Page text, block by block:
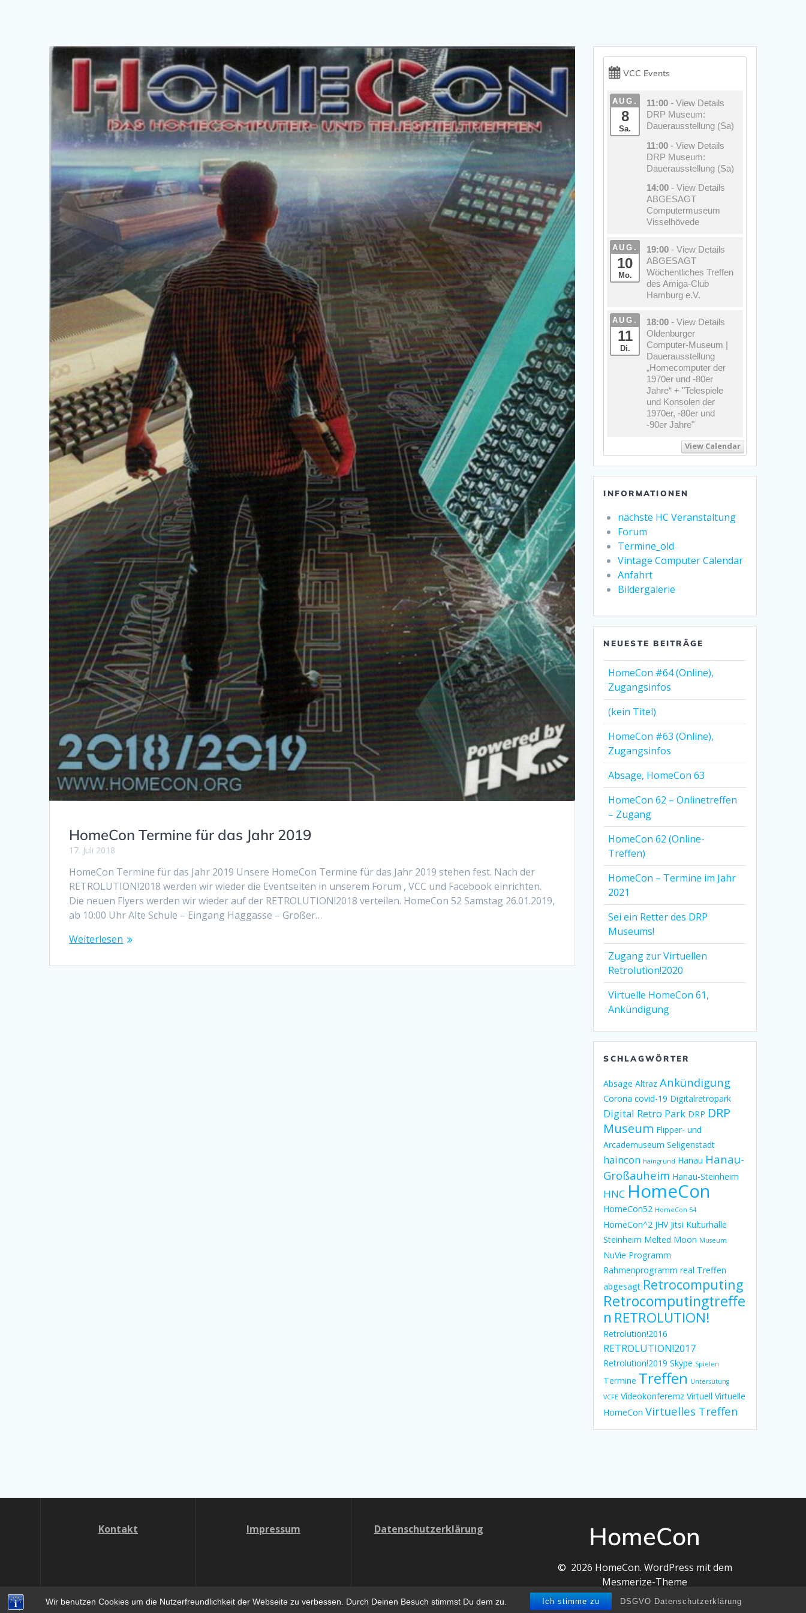
Wir benutzen Cookies um die Nutzerfreundlichkeit der Webseite zu verbessen. Durch Deinen Besuch stimmst Du dem zu. Ich stimme zu DSGVO Datenschutzerklärung
HomeCon Termine für das Jahr 2019
17. Juli 2018
HomeCon Termine für das Jahr 2019 Unsere HomeCon Termine für das Jahr 2019 stehen fest. Nach der
RETROLUTION!2018 werden wir wieder die Eventseiten in unserem Forum , VCC und Facebook einrichten.
Die neuen Flyers werden wir wieder auf der RETROLUTION!2018 verteilen. HomeCon 52 Samstag 26.01.2019,
ab 10:00 Uhr Alte Schule – Eingang Haggasse – Großer…
Weiterlesen
VCC Events
AUG.
8
Sa.
11:00 - View Details
DRP Museum:
Dauerausstellung (Sa)
11:00 - View Details
DRP Museum:
Dauerausstellung (Sa)
14:00 - View Details
ABGESAGT
Computermuseum
Visselhövede
AUG.
10
Mo.
19:00 - View Details
ABGESAGT
Wöchentliches Treffen
des Amiga-Club
Hamburg e.V.
AUG.
11
Di.
18:00 - View Details
Oldenburger
Computer-Museum |
Dauerausstellung
„Homecomputer der
1970er und -80er
Jahre“ + "Telespiele
und Konsolen der
1970er, -80er und
-90er Jahre"
View Calendar
INFORMATIONEN
nächste HC Veranstaltung
Forum
Termine_old
Vintage Computer Calendar
Anfahrt
Bildergalerie
NEUESTE BEITRÄGE
HomeCon #64 (Online),
Zugangsinfos
(kein Titel)
HomeCon #63 (Online),
Zugangsinfos
Absage, HomeCon 63
HomeCon 62 – Onlinetreffen
– Zugang
HomeCon 62 (Online-
Treffen)
HomeCon – Termine im Jahr
2021
Sei ein Retter des DRP
Museums!
Zugang zur Virtuellen
Retrolution!2020
Virtuelle HomeCon 61,
Ankündigung
SCHLAGWÖRTER
Absage Altraz Ankündigung
Corona covid-19 Digitalretropark
Digital Retro Park DRP DRP
Museum Flipper- und
Arcademuseum Seligenstadt
haincon haingrund Hanau Hanau-
Großauheim Hanau-Steinheim
HNC HomeCon
HomeCon52 HomeCon 54
HomeCon^2 JHV Jitsi Kulturhalle
Steinheim Melted Moon Museum
NuVie Programm
Rahmenprogramm real Treffen
abgesagt Retrocomputing
Retrocomputingtreffe
n RETROLUTION!
Retrolution!2016
RETROLUTION!2017
Retrolution!2019 Skype Spielen
Termine Treffen Untersütung
VCFE Videokonferemz Virtuell Virtuelle
HomeCon Virtuelles Treffen
Kontakt Impressum Datenschutzerklärung HomeCon
© 2026 HomeCon. WordPress mit dem
Mesmerize-Theme